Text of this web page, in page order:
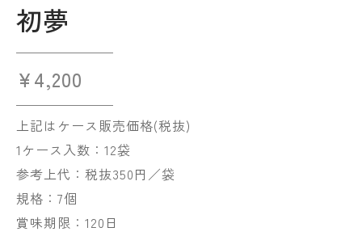
初夢
¥4,200
上記はケース販売価格(税抜)
1ケース入数：12袋
参考上代：税抜350円／袋
規格：7個
賞味期限：120日